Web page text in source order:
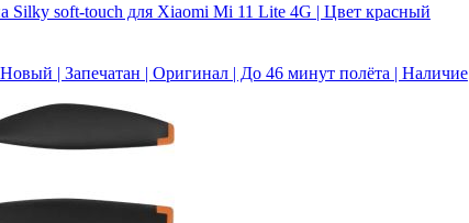
Silky soft-touch для Xiaomi Mi 11 Lite 4G | Цвет красный
| Запечатан | Оригинал | До 46 минут полёта | Наличие